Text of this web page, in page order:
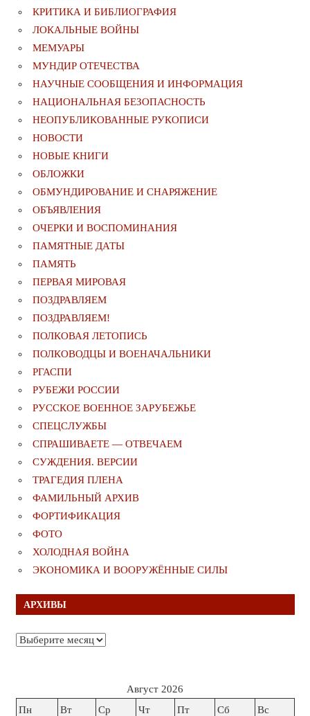
КРИТИКА И БИБЛИОГРАФИЯ
ЛОКАЛЬНЫЕ ВОЙНЫ
МЕМУАРЫ
МУНДИР ОТЕЧЕСТВА
НАУЧНЫЕ СООБЩЕНИЯ И ИНФОРМАЦИЯ
НАЦИОНАЛЬНАЯ БЕЗОПАСНОСТЬ
НЕОПУБЛИКОВАННЫЕ РУКОПИСИ
НОВОСТИ
НОВЫЕ КНИГИ
ОБЛОЖКИ
ОБМУНДИРОВАНИЕ И СНАРЯЖЕНИЕ
ОБЪЯВЛЕНИЯ
ОЧЕРКИ И ВОСПОМИНАНИЯ
ПАМЯТНЫЕ ДАТЫ
ПАМЯТЬ
ПЕРВАЯ МИРОВАЯ
ПОЗДРАВЛЯЕМ
ПОЗДРАВЛЯЕМ!
ПОЛКОВАЯ ЛЕТОПИСЬ
ПОЛКОВОДЦЫ И ВОЕНАЧАЛЬНИКИ
РГАСПИ
РУБЕЖИ РОССИИ
РУССКОЕ ВОЕННОЕ ЗАРУБЕЖЬЕ
СПЕЦСЛУЖБЫ
СПРАШИВАЕТЕ — ОТВЕЧАЕМ
СУЖДЕНИЯ. ВЕРСИИ
ТРАГЕДИЯ ПЛЕНА
ФАМИЛЬНЫЙ АРХИВ
ФОРТИФИКАЦИЯ
ФОТО
ХОЛОДНАЯ ВОЙНА
ЭКОНОМИКА И ВООРУЖЁННЫЕ СИЛЫ
АРХИВЫ
Архивы
Август 2026
Пн
Вт Ср Чт Пт Сб Вс